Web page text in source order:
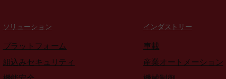
ソリューション
プラットフォーム
組込みセキュリティ
インダストリー
車載
産業オートメーション